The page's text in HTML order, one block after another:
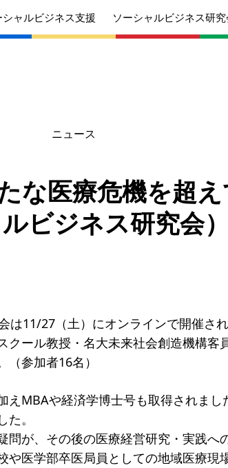
丸和育志会の目指す未来
沿革 組織
定款 個人情報保護
研究会一覧
寄付支援者
コラム
シャルビジネス支援 ソーシャルビジネス研究
ニュース
な医療危機を超
ビジネス研究会）
11/27（土）にオンラインで開催され
クール教授・名大未来社会創造機構客
参加者16名）
MBAや経済学博士号も取得されまし
。
問が、その後の医療経営研究・実践へ
や医学部卒医局員としての地域医療現